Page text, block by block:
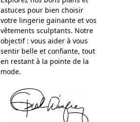
astuces pour bien choisir
votre lingerie gainante et vos
vêtements sculptants. Notre
objectif : vous aider à vous
sentir belle et confiante, tout
en restant à la pointe de la
mode.